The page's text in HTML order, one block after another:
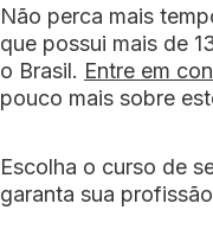
Não perca mais
que possui mais de
o Brasil. Entre em
pouco mais sobre
Escolha o curso de
garanta sua